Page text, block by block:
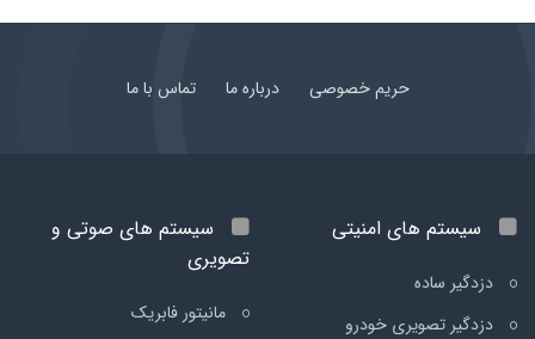
حریم خصوصی درباره ما تماس با ما
سیستم های امنیتی
دزدگیر ساده
دزدگیر تصویری خودرو
سیستم های صوتی و
تصویری
مانیتور فابریک